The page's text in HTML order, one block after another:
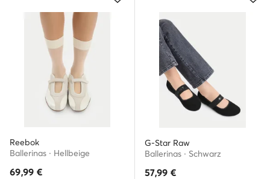
Reebok
Ballerinas · Hellbeige
69,99 €
G-Star Raw
Ballerinas · Schwarz
57,99 €